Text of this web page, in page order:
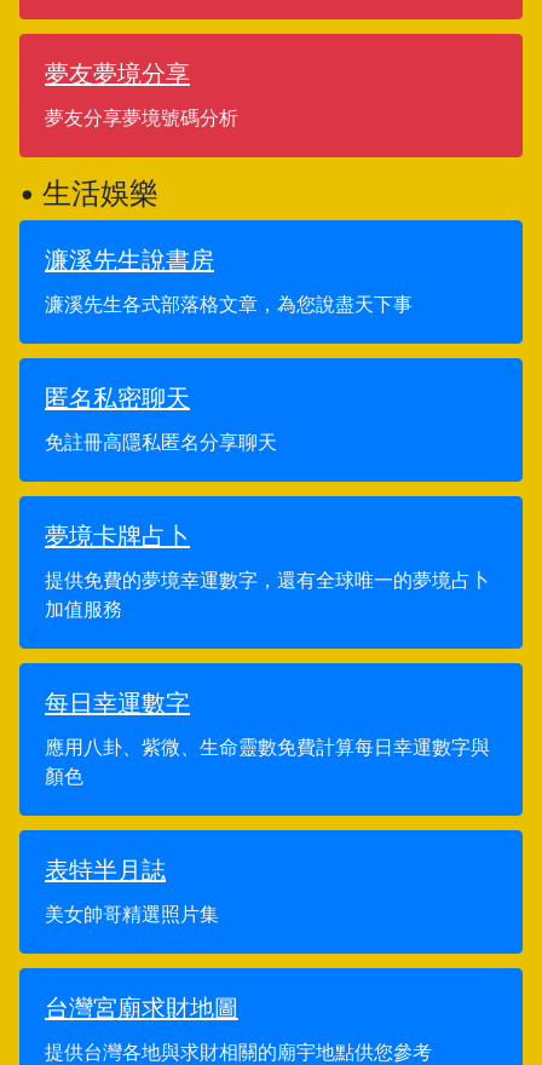
夢友夢境分享
夢友分享夢境號碼分析
• 生活娛樂
濂溪先生說書房
濂溪先生各式部落格文章，為您說盡天下事
匿名私密聊天
免註冊高隱私匿名分享聊天
夢境卡牌占卜
提供免費的夢境幸運數字，還有全球唯一的夢境占卜
加值服務
每日幸運數字
應用八卦、紫微、生命靈數免費計算每日幸運數字與
顏色
表特半月誌
美女帥哥精選照片集
台灣宮廟求財地圖
提供台灣各地與求財相關的廟宇地點供您參考